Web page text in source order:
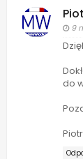
9
do
Piotr